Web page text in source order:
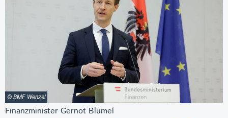
© BMF Wenzel
Finanzminister Gernot Blümel